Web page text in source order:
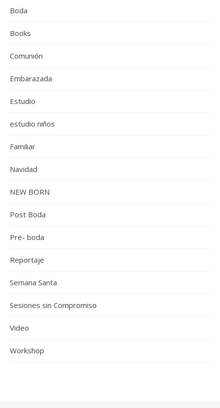
Boda
Books
Comunión
Embarazada
Estudio
estudio niños
Familiar
Navidad
NEW BORN
Post Boda
Pre- boda
Reportaje
Semana Santa
Sesiones sin Compromiso
Video
Workshop